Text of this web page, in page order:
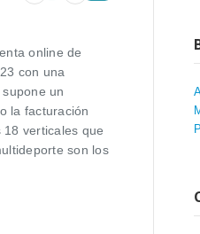
online de
con una
un
la facturación
verticales que
son los